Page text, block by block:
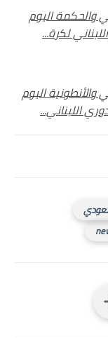
والحكمة اليوم
لكرة...
والأنطونية اليوم
اللبناني...